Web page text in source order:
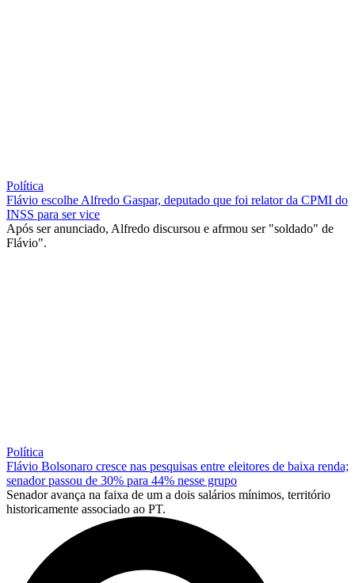
Política
Flávio escolhe Alfredo Gaspar, deputado que foi relator da CPMI do
INSS para ser vice
Após ser anunciado, Alfredo discursou e afrmou ser "soldado" de
Flávio".
Política
Flávio Bolsonaro cresce nas pesquisas entre eleitores de baixa renda;
senador passou de 30% para 44% nesse grupo
Senador avança na faixa de um a dois salários mínimos, território
historicamente associado ao PT.